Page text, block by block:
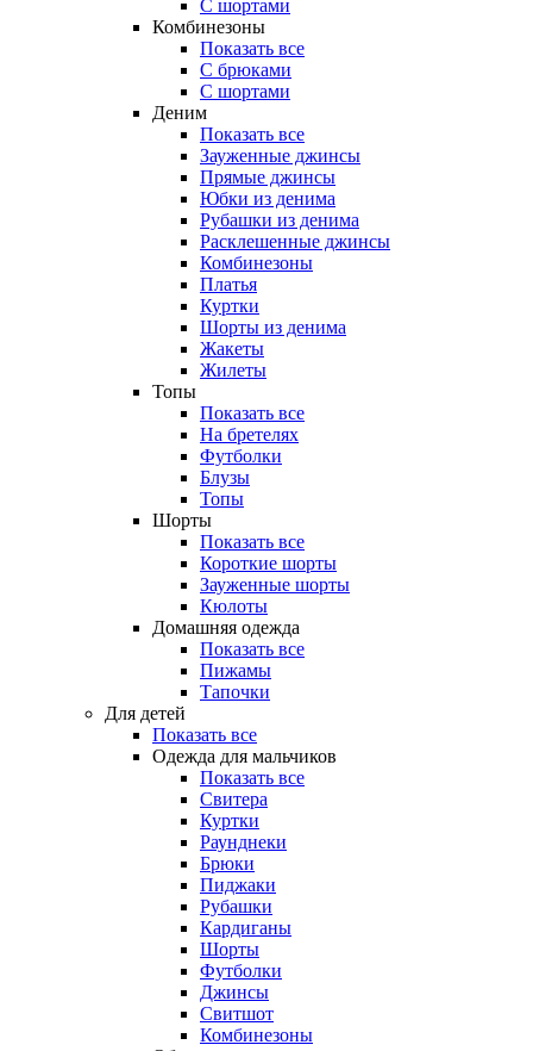
С шортами
Комбинезоны
Показать все
С брюками
С шортами
Деним
Показать все
Зауженные джинсы
Прямые джинсы
Юбки из денима
Рубашки из денима
Расклешенные джинсы
Комбинезоны
Платья
Куртки
Шорты из денима
Жакеты
Жилеты
Топы
Показать все
На бретелях
Футболки
Блузы
Топы
Шорты
Показать все
Короткие шорты
Зауженные шорты
Кюлоты
Домашняя одежда
Показать все
Пижамы
Тапочки
Для детей
Показать все
Одежда для мальчиков
Показать все
Свитера
Куртки
Раунднеки
Брюки
Пиджаки
Рубашки
Кардиганы
Шорты
Футболки
Джинсы
Свитшот
Комбинезоны